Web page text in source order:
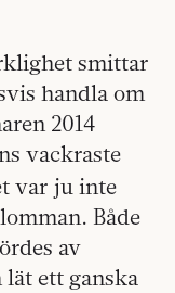
smittar
handla om
2014
vackraste
var ju inte
Både
av
ett ganska